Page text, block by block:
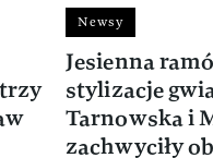
Newsy
Jesienna
stylizacje
Tarnowska i
zachwyciły